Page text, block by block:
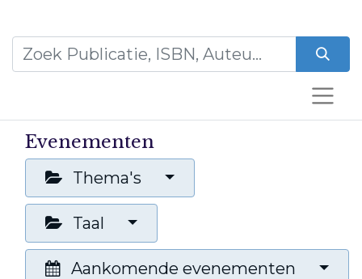
Evenementen
Thema's
Taal
Aankomende evenementen